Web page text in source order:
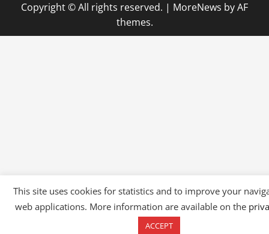
Copyright © All rights reserved. | MoreNews by AF
themes.
This site uses cookies for statistics and to improve your
web applications. More information are available on the
ACCEPT